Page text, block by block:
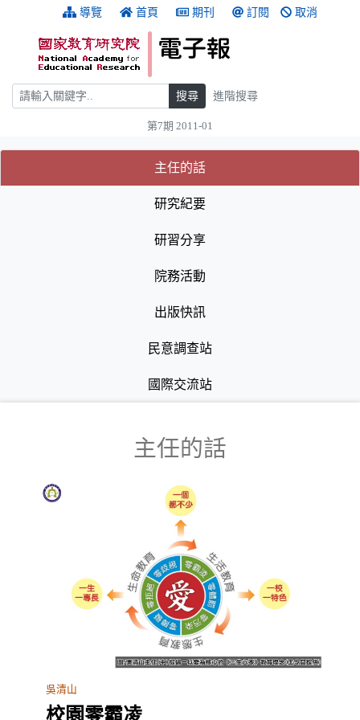
跳到主要內容 導覽 首頁 期刊 訂閱 取消
搜尋 搜尋 進階搜尋
第7期 2011-01
:::
主任的話(目前選取的頁籤)
(目前選取的頁籤)
研究紀要
研習分享
院務活動
出版快訊
民意調查站
國際交流站
主任的話
吳清山
校園零霸凌